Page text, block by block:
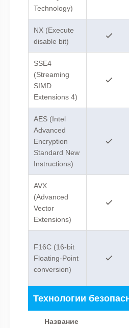
Technology)
NX (Execute
disable bit)
SSE4
(Streaming
SIMD
Extensions 4)
AES (Intel
Advanced
Encryption
Standard New
Instructions)
AVX
(Advanced
Vector
Extensions)
F16C (16-bit
Floating-Point
conversion)
Технологии
Название